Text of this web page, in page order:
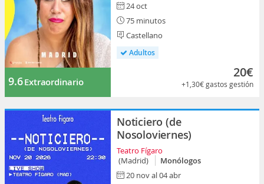
9.6Extraordinario
24 oct
75 minutos
Castellano
Adultos
20€
+1,30€gastos gestión
Noticiero (de
Nosoloviernes)
Teatro Fígaro
(Madrid)
Monólogos
20 nov al 04 abr